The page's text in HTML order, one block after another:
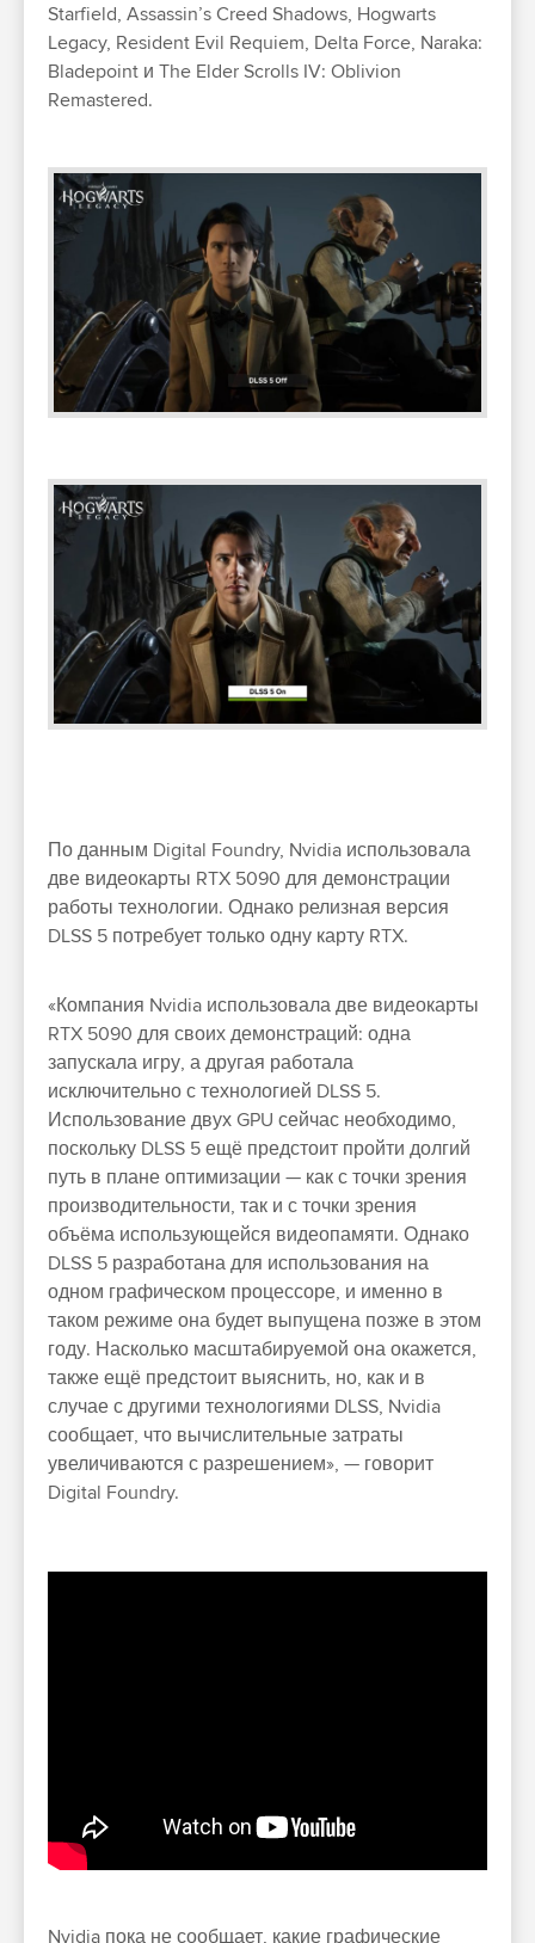
Starfield, Assassin’s Creed Shadows, Hogwarts
Legacy, Resident Evil Requiem, Delta Force, Naraka:
Bladepoint и The Elder Scrolls IV: Oblivion
Remastered.
По данным Digital Foundry, Nvidia использовала
две видеокарты RTX 5090 для демонстрации
работы технологии. Однако релизная версия
DLSS 5 потребует только одну карту RTX.
«Компания Nvidia использовала две видеокарты
RTX 5090 для своих демонстраций: одна
запускала игру, а другая работала
исключительно с технологией DLSS 5.
Использование двух GPU сейчас необходимо,
поскольку DLSS 5 ещё предстоит пройти долгий
путь в плане оптимизации — как с точки зрения
производительности, так и с точки зрения
объёма использующейся видеопамяти. Однако
DLSS 5 разработана для использования на
одном графическом процессоре, и именно в
таком режиме она будет выпущена позже в этом
году. Насколько масштабируемой она окажется,
также ещё предстоит выяснить, но, как и в
случае с другими технологиями DLSS, Nvidia
сообщает, что вычислительные затраты
увеличиваются с разрешением», — говорит
Digital Foundry.
Nvidia пока не сообщает, какие графические